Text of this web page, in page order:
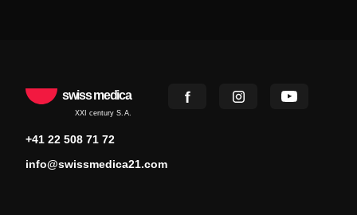
swiss medica
XXI century S.A.
+41 22 508 71 72
info@swissmedica21.com